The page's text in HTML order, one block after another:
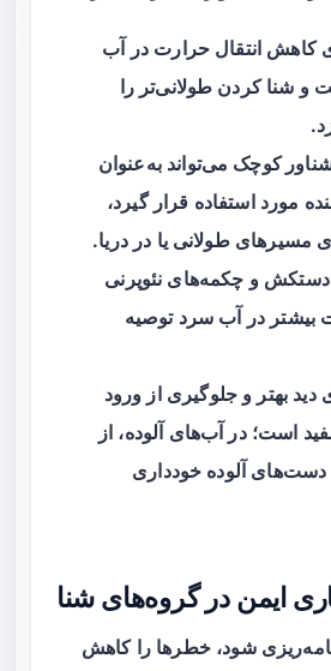
کاهش انتقال حرارت در آب
و شنا کردن طولانی‌تر را
کوچک می‌تواند به‌عنوان
مورد استفاده قرار گیرد،
طولانی یا در دریا.
و چکمه‌های نئوپرنی
بیشتر در آب سرد توصیه
دید بهتر و جلوگیری از ورود
است؛ در آب‌های آلوده، از
آلوده خودداری
ایمن در گروه‌های شنا
شود، خطرها را کاهش